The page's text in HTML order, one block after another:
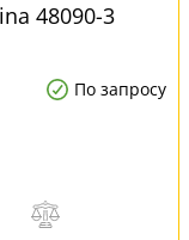
48090-3
По запросу